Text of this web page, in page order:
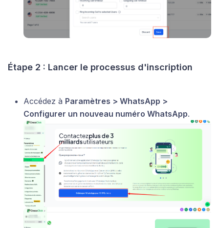
Étape 2 : Lancer le processus d'inscription
Accédez à Paramètres > WhatsApp >
Configurer un nouveau numéro WhatsApp.